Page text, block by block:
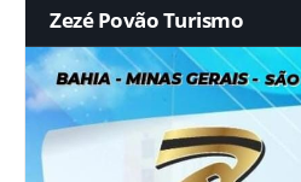
Zezé Povão Turismo